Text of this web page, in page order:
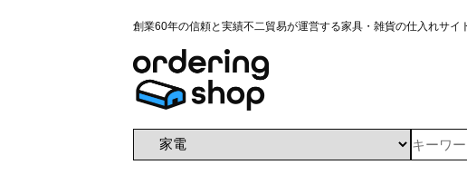
創業60年の信頼と実績不二貿易が運営する家具・雑貨の仕入れサイ